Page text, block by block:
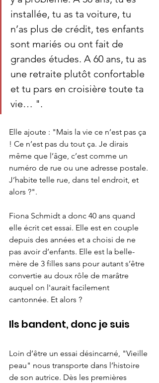
installée, tu as ta voiture, tu
n’as plus de crédit, tes enfants
sont mariés ou ont fait de
grandes études. A 60 ans, tu as
une retraite plutôt confortable
et tu pars en croisière toute ta
vie… ".
Elle ajoute : "Mais la vie ce n’est pas ça
! Ce n’est pas du tout ça. Je dirais
même que l’âge, c’est comme un
numéro de rue ou une adresse postale.
J’habite telle rue, dans tel endroit, et
alors ?".
Fiona Schmidt a donc 40 ans quand
elle écrit cet essai. Elle est en couple
depuis des années et a choisi de ne
pas avoir d’enfants. Elle est la belle-
mère de 3 filles sans pour autant s’être
convertie au doux rôle de marâtre
auquel on l'aurait facilement
cantonnée. Et alors ?
Ils bandent, donc je suis
Loin d’être un essai désincarné, "Vieille
peau" nous transporte dans l’histoire
de son autrice. Dès les premières